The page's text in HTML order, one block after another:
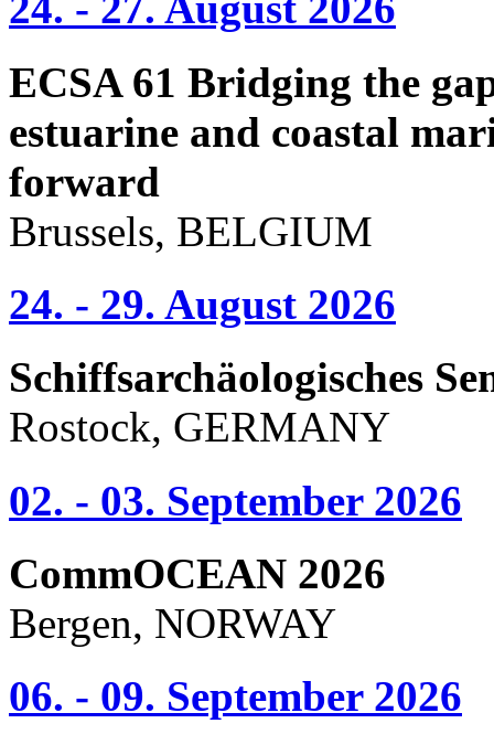
ECSA 61 Bridging the
estuarine and coastal
forward
Brussels, BELGIUM
24. - 29. August 2026
Schiffsarchäologisches
Rostock, GERMANY
02. - 03. September 2026
CommOCEAN 2026
Bergen, NORWAY
06. - 09. September 2026